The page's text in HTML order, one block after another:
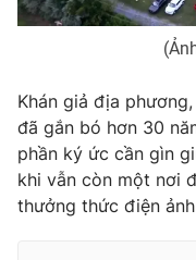
Tư vấn
Emagazine
Photo
Khán giả địa
đã gắn bó hơn 30
phần ký ức cần gìn
khi vẫn còn một nơi
thưởng thức điện